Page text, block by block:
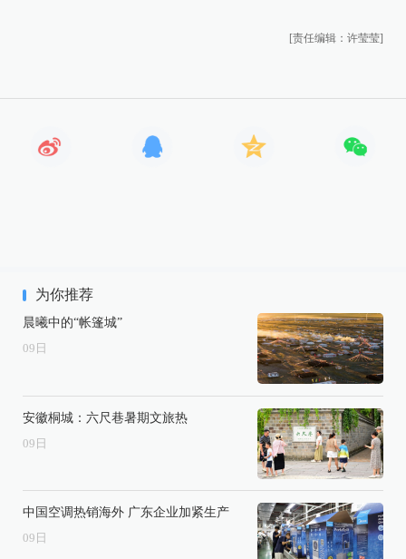
[责任编辑：许莹莹]
为你推荐
晨曦中的“帐篷城”
09 日
安徽桐城：六尺巷暑期文旅热
09 日
中国空调热销海外 广东企业加紧生产
09 日